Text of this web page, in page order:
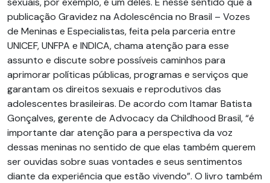
publicação Gravidez na Adolescência no Brasil – Vozes
de Meninas e Especialistas, feita pela parceria entre
UNICEF, UNFPA e INDICA, chama atenção para esse
assunto e discute sobre possíveis caminhos para
aprimorar políticas públicas, programas e serviços que
garantam os direitos sexuais e reprodutivos das
adolescentes brasileiras. De acordo com Itamar Batista
Gonçalves, gerente de Advocacy da Childhood Brasil, “é
importante dar atenção para a perspectiva da voz
dessas meninas no sentido de que elas também querem
ser ouvidas sobre suas vontades e seus sentimentos
diante da experiência que estão vivendo”. O livro também